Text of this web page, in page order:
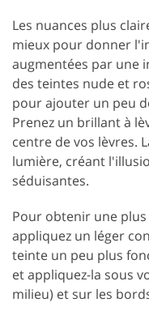
Les nuances plus
mieux pour donner
augmentées par une
des teintes nude et
pour ajouter un peu
Prenez un brillant à
centre de vos lèvres.
lumière, créant
séduisantes.
Pour obtenir une
appliquez un léger
teinte un peu plus
et appliquez-la sous
milieu) et sur les